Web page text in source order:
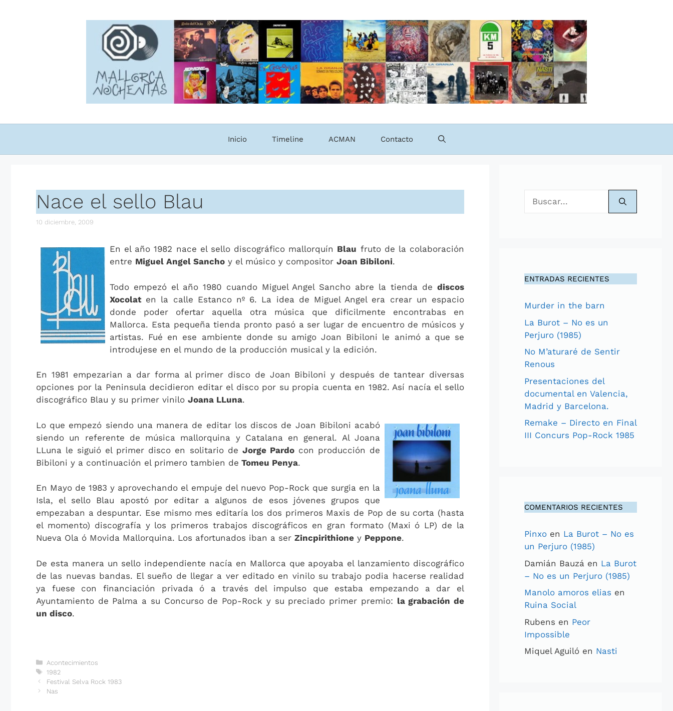
Inicio Timeline ACMAN Contacto
Nace el sello Blau
10 diciembre, 2009
En el año 1982 nace el sello discográfico mallorquín Blau fruto de la colaboración
entre Miguel Angel Sancho y el músico y compositor Joan Bibiloni.
Todo empezó el año 1980 cuando Miguel Angel Sancho abre la tienda de discos
Xocolaten la calle Estanco nº 6. La idea de Miguel Angel era crear un espacio
donde poder ofertar aquella otra música que dificilmente encontrabas en
Mallorca. Esta pequeña tienda pronto pasó a ser lugar de encuentro de músicos y
artistas. Fué en ese ambiente donde su amigo Joan Bibiloni le animó a que se
introdujese en el mundo de la producción musical y la edición.
En 1981 empezarian a dar forma al primer disco de Joan Bibiloni y después de tantear diversas
opciones por la Peninsula decidieron editar el disco por su propia cuenta en 1982. Así nacía el sello
discográfico Blau y su primer vinilo Joana LLuna.
Lo que empezó siendo una manera de editar los discos de Joan Bibiloni acabó
siendo un referente de música mallorquina y Catalana en general. Al Joana
LLuna le siguió el primer disco en solitario de Jorge Pardocon producción de
Bibiloni y a continuación el primero tambien de Tomeu Penya.
En Mayo de 1983 y aprovechando el empuje del nuevo Pop-Rock que surgia en la
Isla, el sello Blau apostó por editar a algunos de esos jóvenes grupos que
empezaban a despuntar. Ese mismo mes editaría los dos primeros Maxis de Pop de su corta (hasta
el momento) discografía y los primeros trabajos discográficos en gran formato (Maxi ó LP) de la
Nueva Ola ó Movida Mallorquina. Los afortunados iban a ser Zincpirithione y Peppone.
De esta manera un sello independiente nacía en Mallorca que apoyaba el lanzamiento discográfico
de las nuevas bandas. El sueño de llegar a ver editado en vinilo su trabajo podia hacerse realidad
ya fuese con financiación privada ó a través del impulso que estaba empezando a dar el
Ayuntamiento de Palma a su Concurso de Pop-Rock y su preciado primer premio: la grabación de
un disco.
Categorías
Acontecimientos
Etiquetas
1982
Festival Selva Rock 1983
Nas
ENTRADAS RECIENTES
Murder in the barn
La Burot – No es un
Perjuro (1985)
No M’aturaré de Sentir
Renous
Presentaciones del
documental en Valencia,
Madrid y Barcelona.
Remake – Directo en Final
III Concurs Pop-Rock 1985
COMENTARIOS RECIENTES
Pinxo en La Burot – No es
un Perjuro (1985)
Damián Bauzá en La Burot
– No es un Perjuro (1985)
Manolo amoros elias en
Ruina Social
Rubens en Peor
Impossible
Miquel Aguiló en Nasti